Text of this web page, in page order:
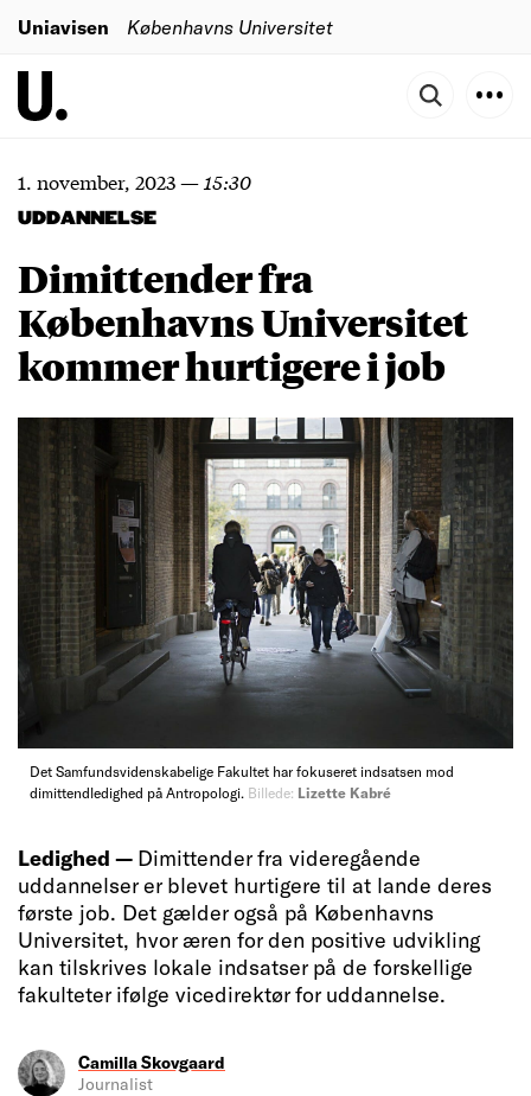
Uniavisen Københavns Universitet
1. november, 2023— 15:30
UDDANNELSE
Dimittender fra
Københavns Universitet
kommer hurtigere i job
Det Samfundsvidenskabelige Fakultet har fokuseret indsatsen mod
dimittendledighed på Antropologi. Billede: Lizette Kabré
Ledighed — Dimittender fra videregående
uddannelser er blevet hurtigere til at lande deres
første job. Det gælder også på Københavns
Universitet, hvor æren for den positive udvikling
kan tilskrives lokale indsatser på de forskellige
fakulteter ifølge vicedirektør for uddannelse.
Camilla Skovgaard
Journalist